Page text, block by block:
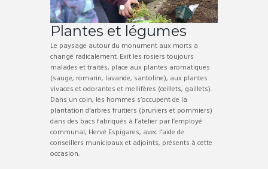
Plantes et légumes
Le paysage autour du monument aux morts a
changé radicalement. Exit les rosiers toujours
malades et traités, place aux plantes aromatiques
(sauge, romarin, lavande, santoline), aux plantes
vivaces et odorantes et mellifères (œillets, gaillets).
Dans un coin, les hommes s’occupent de la
plantation d’arbres fruitiers (pruniers et pommiers)
dans des bacs fabriqués à l’atelier par l’employé
communal, Hervé Espigares, avec l’aide de
conseillers municipaux et adjoints, présents à cette
occasion.